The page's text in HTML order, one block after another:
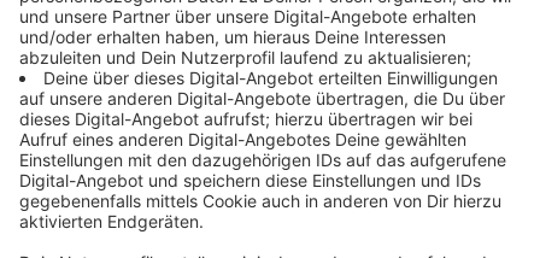
Immer auf dem Laufenden
bleiben!
Verpass' nichts mehr - mit unserem kostenlosen